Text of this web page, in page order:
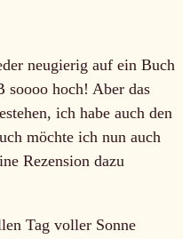
neugierig auf ein Buch
soooo hoch! Aber das
ich habe auch den
möchte ich nun auch
Rezension dazu
Tag voller Sonne